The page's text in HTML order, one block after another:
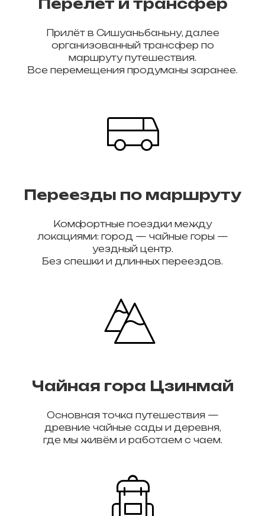
Перелёт и трансфер
Прилёт в Сишуаньбаньну, далее
организованный трансфер по
маршруту путешествия.
Все перемещения продуманы заранее.
Переезды по маршруту
Комфортные поездки между
локациями: город — чайные горы —
уездный центр.
Без спешки и длинных переездов.
Чайная гора Цзинмай
Основная точка путешествия —
древние чайные сады и деревня,
где мы живём и работаем с чаем.